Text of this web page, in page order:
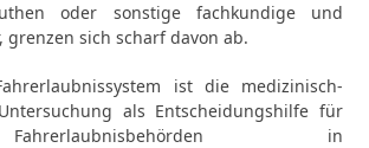
oder sonstige fachkundige und
grenzen sich scharf davon ab.
ist die medizinisch-
als Entscheidungshilfe für
in